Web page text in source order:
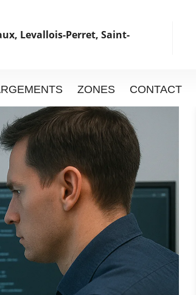
Levallois-Perret, Saint-
ZONES CONTACT